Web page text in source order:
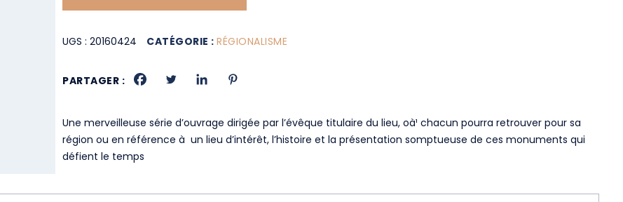
UGS :20160424 CATÉGORIE :RÉGIONALISME
PARTAGER :
Une merveilleuse série d’ouvrage dirigée par l’évêque titulaire du lieu, oà¹ chacun pourra retrouver pour sa
région ou en référence à un lieu d’intérêt, l’histoire et la présentation somptueuse de ces monuments qui
défient le temps